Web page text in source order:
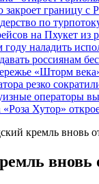
границу с
по
на Пхукет из
году наладить
россиянам
«Шторм
резко
операторы
«Роза Хутор»
кремль вновь